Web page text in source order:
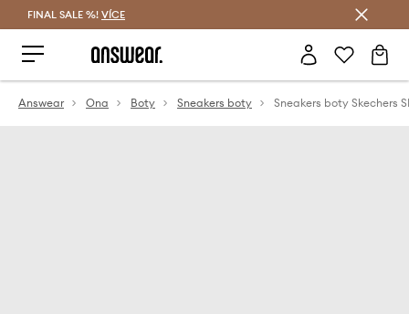
FINAL SALE %! VÍCE
Answear Ona Boty Sneakers boty